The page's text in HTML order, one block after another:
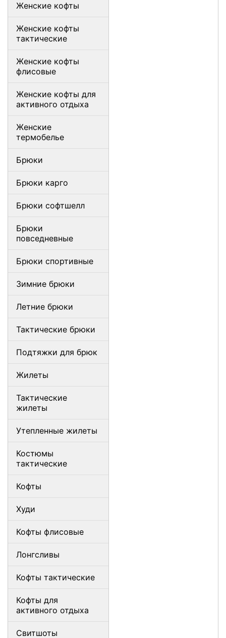
Женские кофты
Женские кофты
тактические
Женские кофты
флисовые
Женские кофты для
активного отдыха
Женские
термобелье
Брюки
Брюки карго
Брюки софтшелл
Брюки
повседневные
Брюки спортивные
Зимние брюки
Летние брюки
Тактические брюки
Подтяжки для брюк
Жилеты
Тактические
жилеты
Утепленные жилеты
Костюмы
тактические
Кофты
Худи
Кофты флисовые
Лонгсливы
Кофты тактические
Кофты для
активного отдыха
Свитшоты